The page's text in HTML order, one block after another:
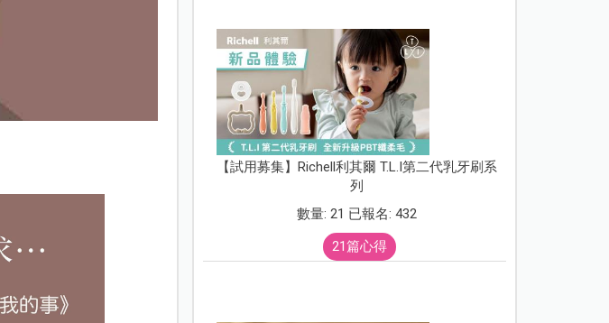
【試用募集】Richell利其爾 T.L.I第二代乳牙刷系
列
數量: 21 已報名: 432
21篇心得